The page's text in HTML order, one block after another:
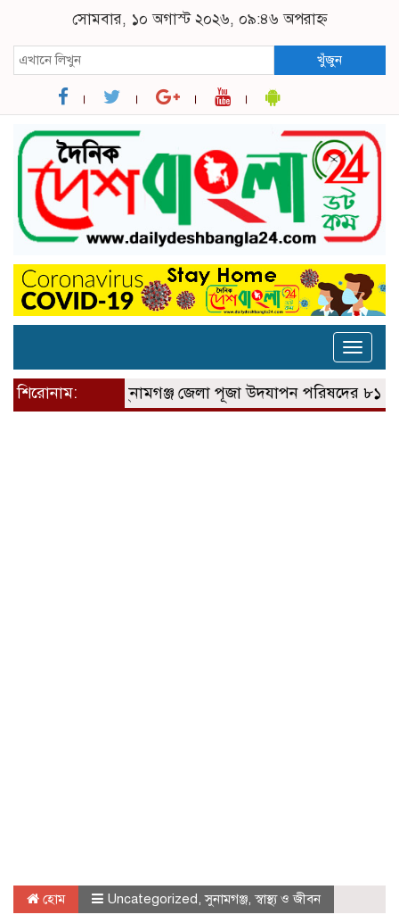
সোমবার, ১০ অগাস্ট ২০২৬, ০৯:৪৬ অপরাহ্ন
খুঁজুন
Toggle
শিরোনাম: সুনামগঞ্জ জেলা পূজা উদযাপন পরিষদের ৮১ সদস্য
হোম Uncategorized,সুনামগঞ্জ,স্বাস্থ্য ও জীবন